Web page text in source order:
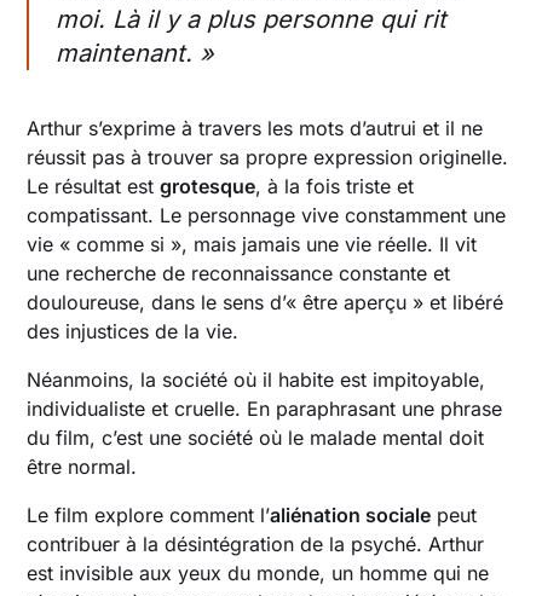
moi. Là il y a plus personne qui rit
maintenant. »
Arthur s’exprime à travers les mots d’autrui et il ne
réussit pas à trouver sa propre expression originelle.
Le résultat estgrotesque, à la fois triste et
compatissant. Le personnage vive constamment une
vie « comme si », mais jamais une vie réelle. Il vit
une recherche de reconnaissance constante et
douloureuse, dans le sens d’« être aperçu » et libéré
des injustices de la vie.
Néanmoins, la société où il habite est impitoyable,
individualiste et cruelle. En paraphrasant une phrase
du film, c’est une société où le malade mental doit
être normal.
Le film explore comment l’aliénation sociale peut
contribuer à la désintégration de la psyché. Arthur
est invisible aux yeux du monde, un homme qui ne